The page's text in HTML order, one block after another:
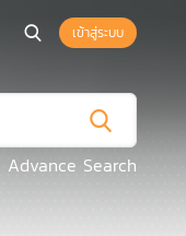
เข้าสู่ระบบ
Advance Search